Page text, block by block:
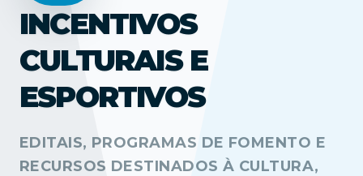
INCENTIVOS
CULTURAIS E
ESPORTIVOS
EDITAIS, PROGRAMAS DE FOMENTO E
RECURSOS DESTINADOS À CULTURA,